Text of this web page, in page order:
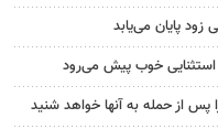
زود پایان می‌یابد
استثنایی خوب پیش می‌رود
از حمله به آنها خواهد شنید